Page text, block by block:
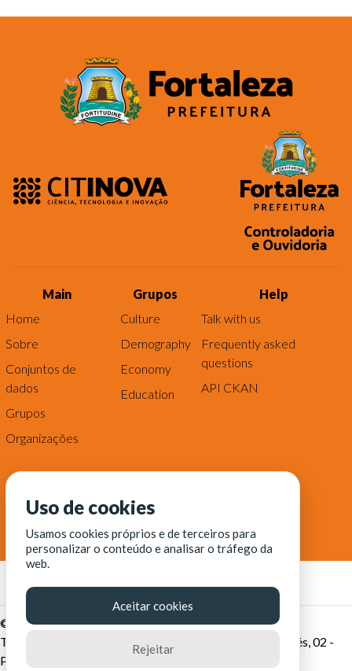
Main
Home
Sobre
Conjuntos de
dados
Grupos
Organizações
Grupos
Culture
Demography
Economy
Education
Help
Talk with us
Frequently asked
questions
API CKAN
© Fortaleza Digital || CITINOVA - Fundação de Ciência,
Tecnologia e Inovação de Fortaleza - Rua dos Tremembés, 02 -
Praia de Iracema - Fortaleza-CE
Uso de cookies
Usamos cookies próprios e de terceiros para
personalizar o conteúdo e analisar o tráfego da
web.
Aceitar cookies
Rejeitar